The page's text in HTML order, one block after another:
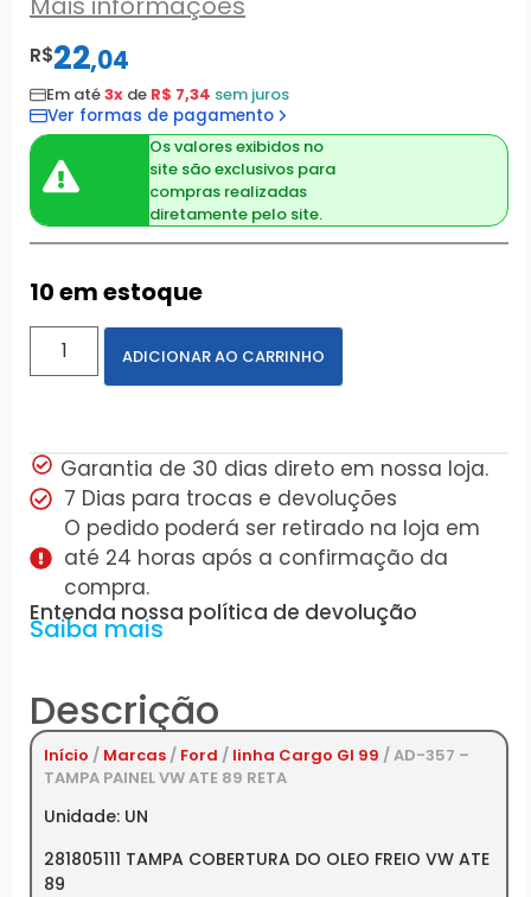
R$22,04
Em até3x de R$ 7,34 sem juros
Ver formas de pagamento
Os valores exibidos no
site são exclusivos para
compras realizadas
diretamente pelo site.
10 em estoque
ADICIONAR AO CARRINHO
Garantia de 30 dias direto em nossa loja.
7 Dias para trocas e devoluções
O pedido poderá ser retirado na loja em
até 24 horas após a confirmação da
compra.
Entenda nossa política de devolução
Saiba mais
Descrição
Início / Marcas / Ford / linha Cargo GI 99 / AD-357 –
TAMPA PAINEL VW ATE 89 RETA
Unidade: UN
281805111 TAMPA COBERTURA DO OLEO FREIO VW ATE
89